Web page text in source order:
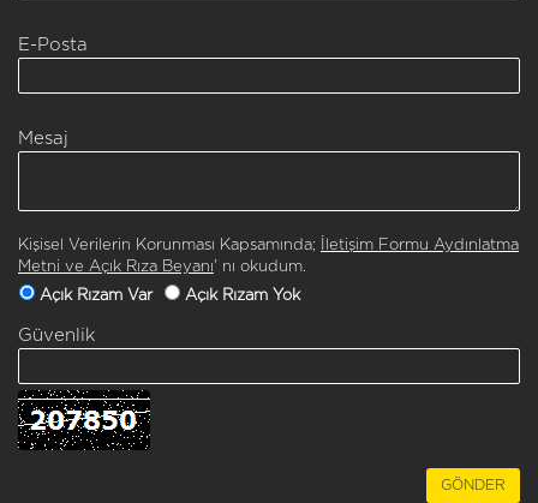
E-Posta
Mesaj
Kişisel Verilerin Korunması Kapsamında;
İletişim Formu Aydınlatma
Metni ve Açık Rıza Beyanı' nı okudum.
Açık Rızam Var
Açık Rızam Yok
Güvenlik